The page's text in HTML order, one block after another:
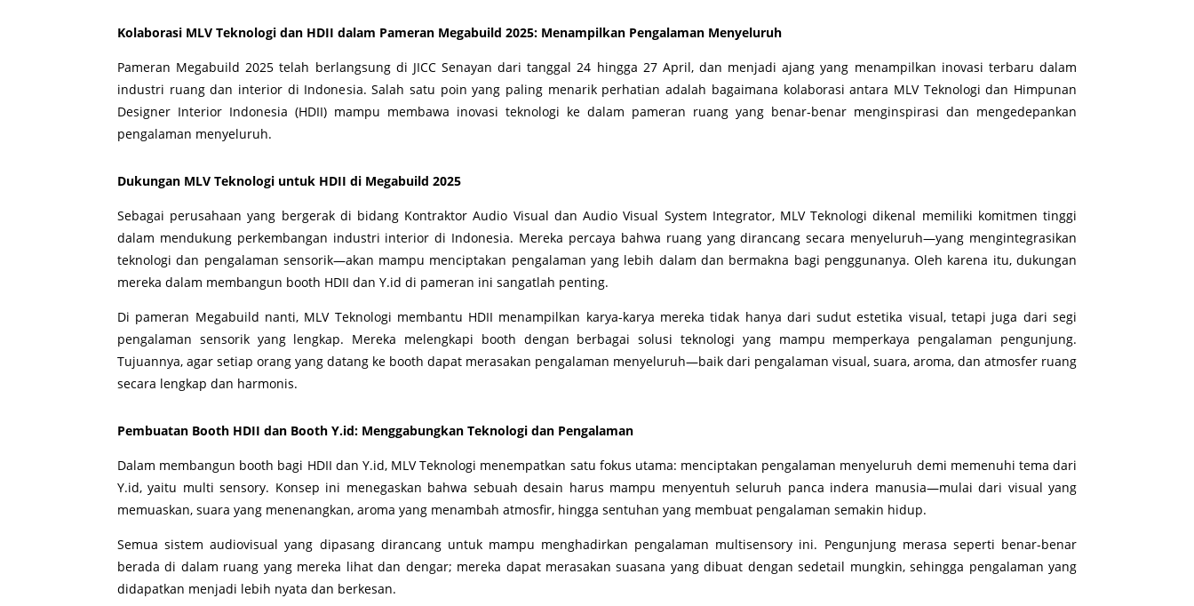
Kolaborasi MLV Teknologi dan HDII dalam Pameran Megabuild 2025: Menampilkan Pengalaman Menyeluruh
Pameran Megabuild 2025 telah berlangsung di JICC Senayan dari tanggal 24 hingga 27 April, dan menjadi ajang yang menampilkan inovasi terbaru dalam
industri ruang dan interior di Indonesia. Salah satu poin yang paling menarik perhatian adalah bagaimana kolaborasi antara MLV Teknologi dan Himpunan
Designer Interior Indonesia (HDII) mampu membawa inovasi teknologi ke dalam pameran ruang yang benar-benar menginspirasi dan mengedepankan
pengalaman menyeluruh.
Dukungan MLV Teknologi untuk HDII di Megabuild 2025
Sebagai perusahaan yang bergerak di bidang Kontraktor Audio Visual dan Audio Visual System Integrator, MLV Teknologi dikenal memiliki komitmen tinggi
dalam mendukung perkembangan industri interior di Indonesia. Mereka percaya bahwa ruang yang dirancang secara menyeluruh—yang mengintegrasikan
teknologi dan pengalaman sensorik—akan mampu menciptakan pengalaman yang lebih dalam dan bermakna bagi penggunanya. Oleh karena itu, dukungan
mereka dalam membangun booth HDII dan Y.id di pameran ini sangatlah penting.
Di pameran Megabuild nanti, MLV Teknologi membantu HDII menampilkan karya-karya mereka tidak hanya dari sudut estetika visual, tetapi juga dari segi
pengalaman sensorik yang lengkap. Mereka melengkapi booth dengan berbagai solusi teknologi yang mampu memperkaya pengalaman pengunjung.
Tujuannya, agar setiap orang yang datang ke booth dapat merasakan pengalaman menyeluruh—baik dari pengalaman visual, suara, aroma, dan atmosfer ruang
secara lengkap dan harmonis.
Pembuatan Booth HDII dan Booth Y.id: Menggabungkan Teknologi dan Pengalaman
Dalam membangun booth bagi HDII dan Y.id, MLV Teknologi menempatkan satu fokus utama: menciptakan pengalaman menyeluruh demi memenuhi tema dari
Y.id, yaitu multi sensory. Konsep ini menegaskan bahwa sebuah desain harus mampu menyentuh seluruh panca indera manusia—mulai dari visual yang
memuaskan, suara yang menenangkan, aroma yang menambah atmosfir, hingga sentuhan yang membuat pengalaman semakin hidup.
Semua sistem audiovisual yang dipasang dirancang untuk mampu menghadirkan pengalaman multisensory ini. Pengunjung merasa seperti benar-benar
berada di dalam ruang yang mereka lihat dan dengar; mereka dapat merasakan suasana yang dibuat dengan sedetail mungkin, sehingga pengalaman yang
didapatkan menjadi lebih nyata dan berkesan.